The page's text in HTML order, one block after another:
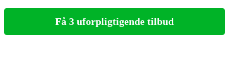
Få 3 uforpligtigende tilbud